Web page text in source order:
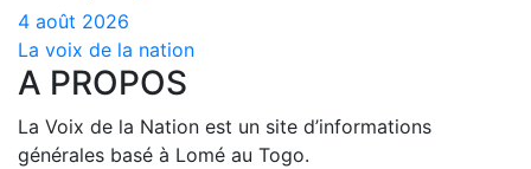
4 août 2026
La voix de la nation
A PROPOS
La Voix de la Nation est un site d’informations
générales basé à Lomé au Togo.